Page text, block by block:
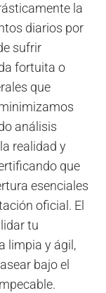
la
diarios por
sufrir
fortuita o
que
análisis
realidad y
que
esenciales
oficial. El
tu
limpia y ágil,
bajo el